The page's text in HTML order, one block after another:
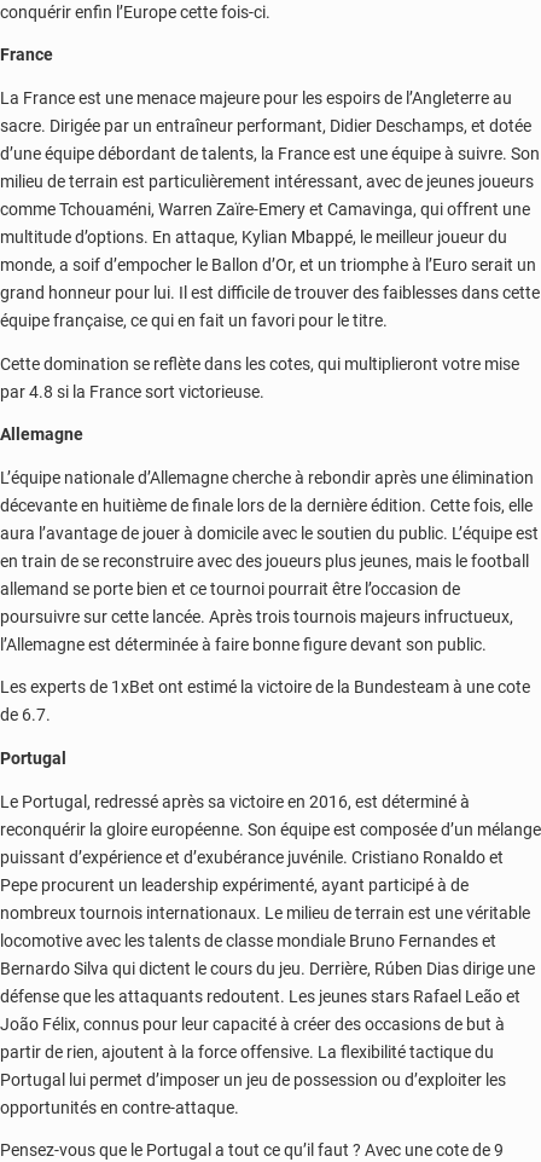
conquérir enfin l’Europe cette fois-ci.
France
La France est une menace majeure pour les espoirs de l’Angleterre au
sacre. Dirigée par un entraîneur performant, Didier Deschamps, et dotée
d’une équipe débordant de talents, la France est une équipe à suivre. Son
milieu de terrain est particulièrement intéressant, avec de jeunes joueurs
comme Tchouaméni, Warren Zaïre-Emery et Camavinga, qui offrent une
multitude d’options. En attaque, Kylian Mbappé, le meilleur joueur du
monde, a soif d’empocher le Ballon d’Or, et un triomphe à l’Euro serait un
grand honneur pour lui. Il est difficile de trouver des faiblesses dans cette
équipe française, ce qui en fait un favori pour le titre.
Cette domination se reflète dans les cotes, qui multiplieront votre mise
par 4.8 si la France sort victorieuse.
Allemagne
L’équipe nationale d’Allemagne cherche à rebondir après une élimination
décevante en huitième de finale lors de la dernière édition. Cette fois, elle
aura l’avantage de jouer à domicile avec le soutien du public. L’équipe est
en train de se reconstruire avec des joueurs plus jeunes, mais le football
allemand se porte bien et ce tournoi pourrait être l’occasion de
poursuivre sur cette lancée. Après trois tournois majeurs infructueux,
l’Allemagne est déterminée à faire bonne figure devant son public.
Les experts de 1xBet ont estimé la victoire de la Bundesteam à une cote
de 6.7.
Portugal
Le Portugal, redressé après sa victoire en 2016, est déterminé à
reconquérir la gloire européenne. Son équipe est composée d’un mélange
puissant d’expérience et d’exubérance juvénile. Cristiano Ronaldo et
Pepe procurent un leadership expérimenté, ayant participé à de
nombreux tournois internationaux. Le milieu de terrain est une véritable
locomotive avec les talents de classe mondiale Bruno Fernandes et
Bernardo Silva qui dictent le cours du jeu. Derrière, Rúben Dias dirige une
défense que les attaquants redoutent. Les jeunes stars Rafael Leão et
João Félix, connus pour leur capacité à créer des occasions de but à
partir de rien, ajoutent à la force offensive. La flexibilité tactique du
Portugal lui permet d’imposer un jeu de possession ou d’exploiter les
opportunités en contre-attaque.
Pensez-vous que le Portugal a tout ce qu’il faut ? Avec une cote de 9